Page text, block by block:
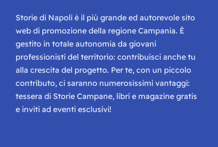
Storie di Napoli è il più grande ed autorevole sito
web di promozione della regione Campania. È
gestito in totale autonomia da giovani
professionisti del territorio: contribuisci anche tu
alla crescita del progetto. Per te, con un piccolo
contributo, ci saranno numerosissimi vantaggi:
tessera di Storie Campane, libri e magazine gratis
e inviti ad eventi esclusivi!